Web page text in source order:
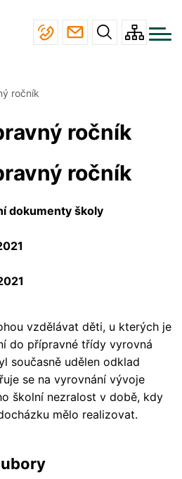
ročník
ročník
ročník
dokumenty školy
vzdělávat děti, u kterých je
do přípravné třídy vyrovná
současně udělen odklad
se na vyrovnání vývoje
školní nezralost v době, kdy
mělo realizovat.